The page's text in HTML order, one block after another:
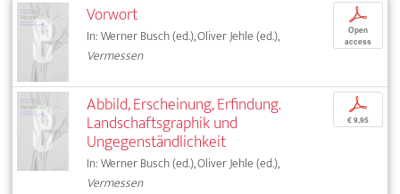
Vorwort
In: Werner Busch (ed.), Oliver Jehle (ed.),
Vermessen
p
Open
access
Abbild, Erscheinung, Erfindung.
Landschaftsgraphik und
Ungegenständlichkeit
In: Werner Busch (ed.), Oliver Jehle (ed.),
Vermessen
p
€ 9,95